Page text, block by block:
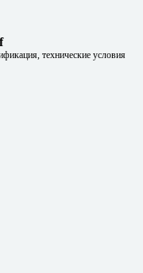
технические условия